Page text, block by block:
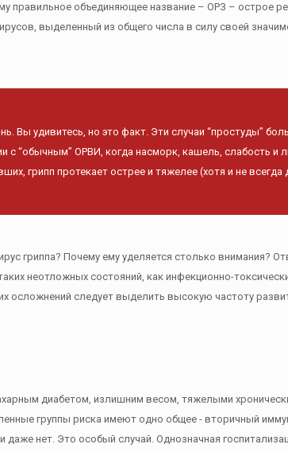
правильное объединяющее название – ОРЗ – острое
выделенный из общего числа в силу своей
Вы удивитесь, но это факт. Эти случаи “простуды”
с “обычным” ОРВИ, когда насморк, кашель, слабость
грипп протекает острее и тяжелее (хотя и не
гриппа? Почему ему уделяется столько внимания?
неотложных состояний, как инфекционно-
осложнений следует выделить высокую частоту
диабетом, излишним весом, тяжелыми
группы риска имеют одно общее - вторичный
даже нет. Это особый случай. Однозначная